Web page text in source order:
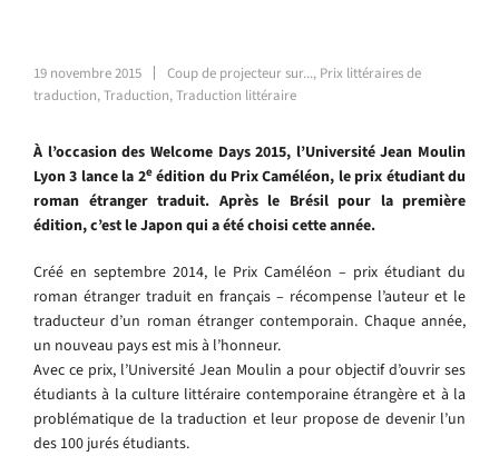
19 novembre 2015 Coup de projecteur sur..., Prix littéraires de
traduction,Traduction,Traduction littéraire
À l’occasion des Welcome Days 2015, l’Université Jean Moulin
Lyon 3 lance la 2eédition du Prix Caméléon, le prix étudiant du
roman étranger traduit. Après le Brésil pour la première
édition, c’est le Japon qui a été choisi cette année.
Créé en septembre 2014, le Prix Caméléon – prix étudiant du
roman étranger traduit en français – récompense l’auteur et le
traducteur d’un roman étranger contemporain. Chaque année,
un nouveau pays est mis à l’honneur.
Avec ce prix, l’Université Jean Moulin a pour objectif d’ouvrir ses
étudiants à la culture littéraire contemporaine étrangère et à la
problématique de la traduction et leur propose de devenir l’un
des 100 jurés étudiants.